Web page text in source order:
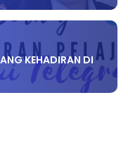
KEHADIRAN DI